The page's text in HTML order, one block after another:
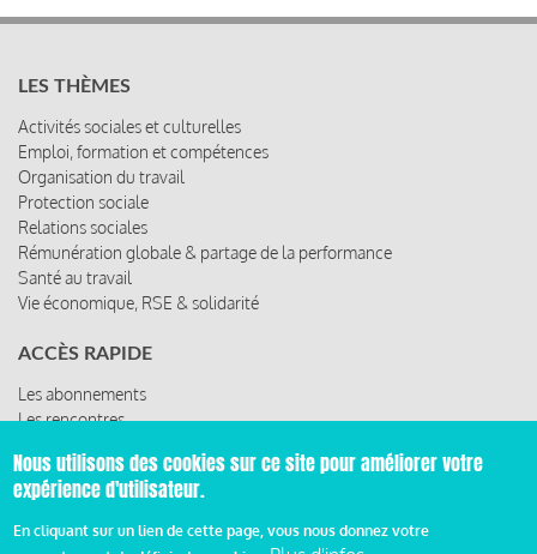
LES THÈMES
Activités sociales et culturelles
Emploi, formation et compétences
Organisation du travail
Protection sociale
Relations sociales
Rémunération globale & partage de la performance
Santé au travail
Vie économique, RSE & solidarité
ACCÈS RAPIDE
Les abonnements
Les rencontres
© 2019 Miroir Social - Réalisé parCafffeine
Nous utilisons des cookies sur ce site pour améliorer votre
expérience d'utilisateur.
En cliquant sur un lien de cette page, vous nous donnez votre